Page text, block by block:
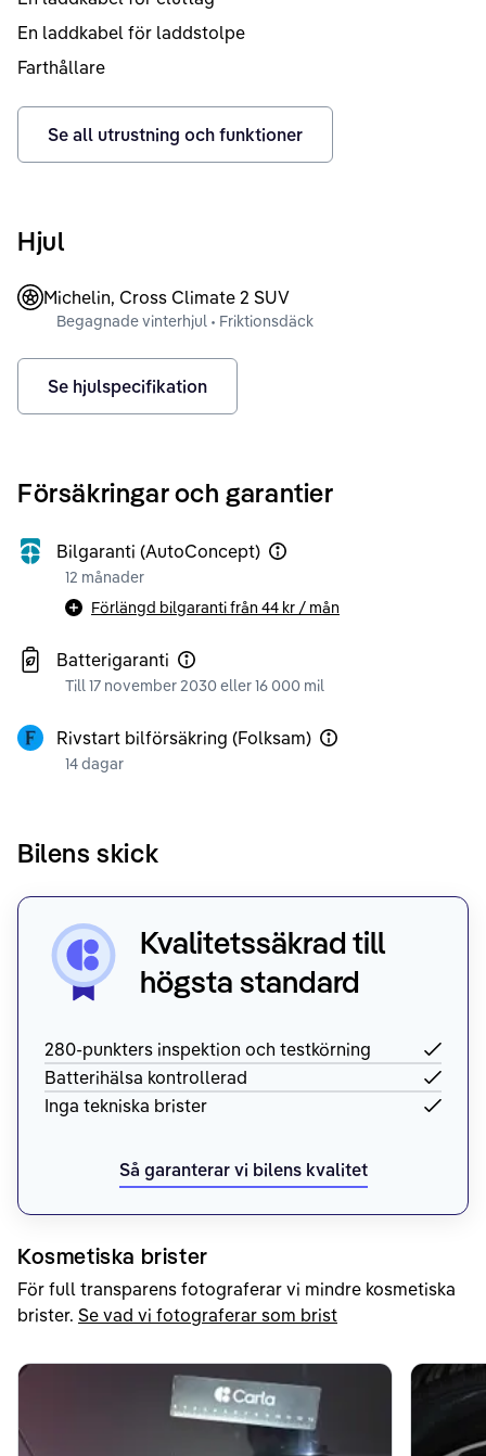
En laddkabel för laddstolpe
Farthållare
Se all utrustning och funktioner
Hjul
Michelin, Cross Climate 2 SUV
Begagnade vinterhjul • Friktionsdäck
Se hjulspecifikation
Försäkringar och garantier
Bilgaranti (AutoConcept)
12 månader
Förlängd bilgaranti från 44 kr / mån
Batterigaranti
Till 17 november 2030 eller 16 000 mil
Rivstart bilförsäkring (Folksam)
14 dagar
Bilens skick
Kvalitetssäkrad till
högsta standard
280-punkters inspektion och testkörning
Batterihälsa kontrollerad
Inga tekniska brister
Så garanterar vi bilens kvalitet
Kosmetiska brister
För full transparens fotograferar vi mindre kosmetiska
brister. Se vad vi fotograferar som brist